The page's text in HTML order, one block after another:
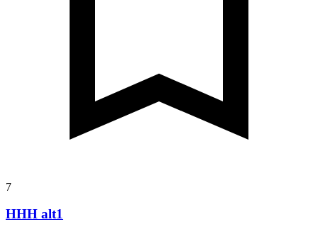
7
HHH alt1